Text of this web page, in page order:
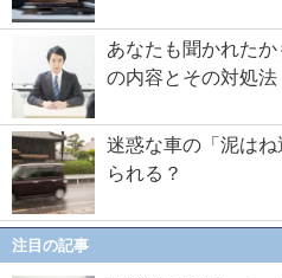
あなたも聞かれたか
の内容とその対処法
迷惑な車の「泥はね
られる？
注目の記事